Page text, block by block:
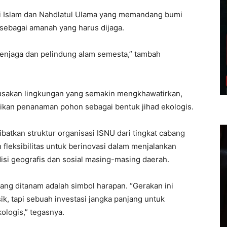
dan Nahdlatul Ulama yang memandang bumi
amanah yang harus dijaga.
dan pelindung alam semesta,” tambah
lingkungan yang semakin mengkhawatirkan,
penanaman pohon sebagai bentuk jihad ekologis.
struktur organisasi ISNU dari tingkat cabang
untuk berinovasi dalam menjalankan
geografis dan sosial masing-masing daerah.
ditanam adalah simbol harapan. “Gerakan ini
tapi sebuah investasi jangka panjang untuk
tegasnya.